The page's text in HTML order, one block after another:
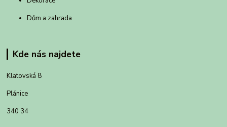
Dům a zahrada
Kde nás najdete
Klatovská 8
Plánice
340 34